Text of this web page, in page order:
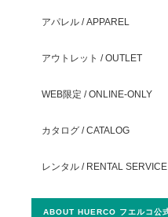
アパレル / APPAREL
アウトレット / OUTLET
WEB限定 / ONLINE-ONLY
カタログ / CATALOG
レンタル / RENTAL SERVICE
ABOUT HUERCO フエルコ公